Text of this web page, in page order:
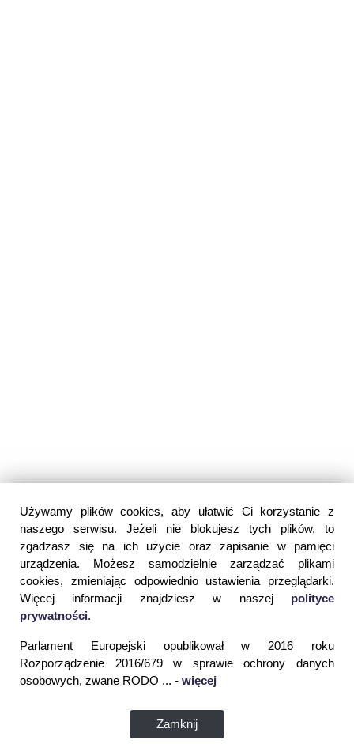
Używamy plików cookies, aby ułatwić Ci korzystanie z
naszego serwisu. Jeżeli nie blokujesz tych plików, to
zgadzasz się na ich użycie oraz zapisanie w pamięci
urządzenia. Możesz samodzielnie zarządzać plikami
cookies, zmieniając odpowiednio ustawienia przeglądarki.
Więcej informacji znajdziesz w naszej polityce
prywatności.
Parlament Europejski opublikował w 2016 roku
Rozporządzenie 2016/679 w sprawie ochrony danych
osobowych, zwane RODO ... - więcej
Zamknij